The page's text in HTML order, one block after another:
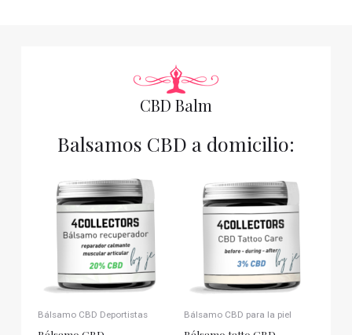
CBD Balm
Balsamos CBD a domicilio:
Bálsamo CBD Deportistas Bálsamo CBD para la piel